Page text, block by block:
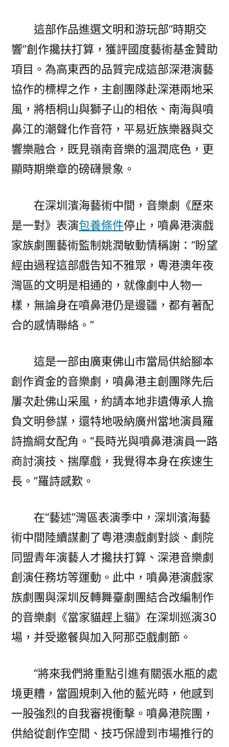
這部作品進選文明和游玩部“時期交
響”創作攙扶打算，獲評國度藝術基金贊助
項目。為高東西的品質完成這部深港演藝
協作的標桿之作，主創團隊赴深港兩地采
風，將梧桐山與獅子山的相依、南海與噴
鼻江的潮聲化作音符，平易近族樂器與交
響樂融合，既見嶺南音樂的溫潤底色，更
顯時期樂章的磅礴景象。
在深圳濱海藝術中間，音樂劇《歷來
是一對》表演包養條件停止，噴鼻港演戲
家族劇團藝術監制姚潤敏動情稱謝：“盼望
經由過程這部戲告知不雅眾，粵港澳年夜
灣區的文明是相通的，就像劇中人物一
樣，無論身在噴鼻港仍是邊疆，都有著配
合的感情聯絡。”
這是一部由廣東佛山市當局供給腳本
創作資金的音樂劇，噴鼻港主創團隊先后
屢次赴佛山采風，約請本地非遺傳承人擔
負文明參謀，還特地吸納廣州當地演員羅
詩擔綱女配角。“長時光與噴鼻港演員一路
商討演技、揣摩戲，我覺得本身在疾速生
長。”羅詩感歎。
在“藝述”灣區表演季中，深圳濱海藝
術中間陸續謀劃了粵港澳戲劇對談、劇院
同盟青年演藝人才攙扶打算、深港音樂劇
創演任務坊等運動。此中，噴鼻港演戲家
族劇團與深圳反轉舞臺劇團結合改編制作
的音樂劇《當家貓趕上貓》在深圳巡演30
場，并受邀餐與加入阿那亞戲劇節。
“將來我們將重點引進有關張水瓶的處
境更糟，當圓規刺入他的藍光時，他感到
一股強烈的自我審視衝擊。噴鼻港院團，
供給從創作空間、技巧保證到市場推行的